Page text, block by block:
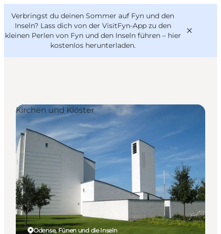
Verbringst du deinen Sommer auf Fyn und den
Inseln? Lass dich von der VisitFyn-App zu den
kleinen Perlen von Fyn und den Inseln führen – hier
kostenlos herunterladen.
Reise Ideen
Outdoor & bike
Essen & trinken
Übernachtung
VisitFyn
Deutsch
Odense, Fünen und die Inseln
Kirchen und Klöster